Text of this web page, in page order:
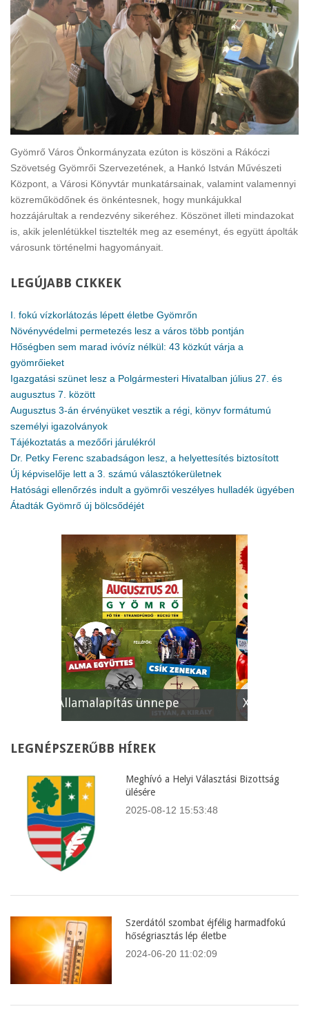
Gyömrő Város Önkormányzata ezúton is köszöni a Rákóczi
Szövetség Gyömrői Szervezetének, a Hankó István Művészeti
Központ, a Városi Könyvtár munkatársainak, valamint valamennyi
közreműködőnek és önkéntesnek, hogy munkájukkal
hozzájárultak a rendezvény sikeréhez. Köszönet illeti mindazokat
is, akik jelenlétükkel tisztelték meg az eseményt, és együtt ápolták
városunk történelmi hagyományait.
LEGÚJABB CIKKEK
I. fokú vízkorlátozás lépett életbe Gyömrőn
Növényvédelmi permetezés lesz a város több pontján
Hőségben sem marad ivóvíz nélkül: 43 közkút várja a
gyömrőieket
Igazgatási szünet lesz a Polgármesteri Hivatalban július 27. és
augusztus 7. között
Augusztus 3-án érvényüket vesztik a régi, könyv formátumú
személyi igazolványok
Tájékoztatás a mezőőri járulékról
Dr. Petky Ferenc szabadságon lesz, a helyettesítés biztosított
Új képviselője lett a 3. számú választókerületnek
Hatósági ellenőrzés indult a gyömrői veszélyes hulladék ügyében
Átadták Gyömrő új bölcsődéjét
XII. Gyömrői Lecsófesztivál
LEGNÉPSZERŰBB HÍREK
Meghívó a Helyi Választási Bizottság
ülésére
2025-08-12 15:53:48
Szerdától szombat éjfélig harmadfokú
hőségriasztás lép életbe
2024-06-20 11:02:09